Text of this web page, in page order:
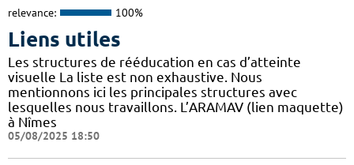
relevance: 100%
Liens utiles
Les structures de rééducation en cas d’atteinte
visuelle La liste est non exhaustive. Nous
mentionnons ici les principales structures avec
lesquelles nous travaillons. L’ARAMAV (lien maquette)
à Nîmes
05/08/2025 18:50